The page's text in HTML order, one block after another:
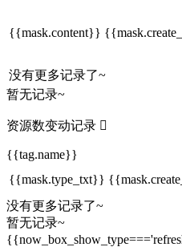
{{mask.content}}
没有更多记录了~
暂无记录~
资源数变动记录 
{{tag.name}}
{{mask.type_txt}}
没有更多记录了~
暂无记录~